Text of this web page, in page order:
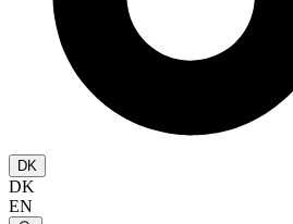
DK
DK
EN